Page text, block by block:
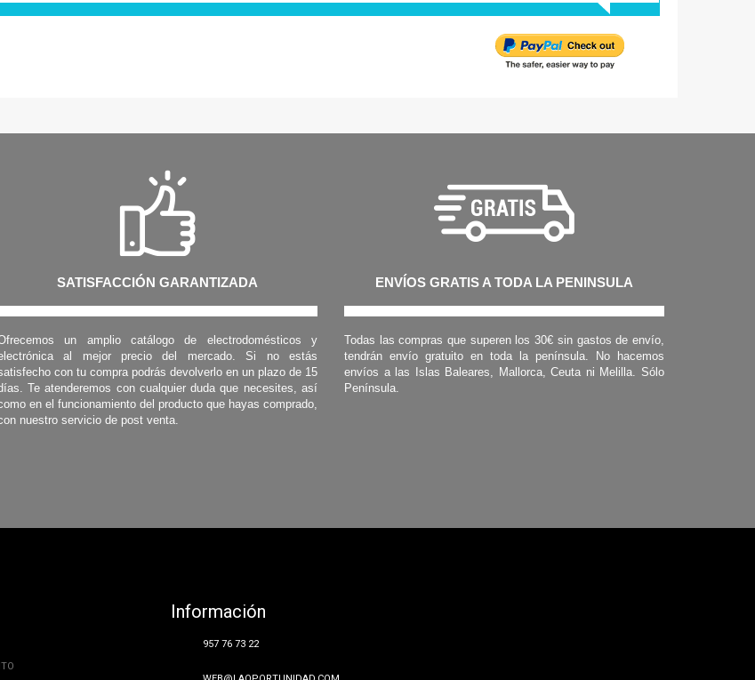
SATISFACCIÓN GARANTIZADA
un amplio catálogo de electrodomésticos y
al mejor precio del mercado. Si no estás
con tu compra podrás devolverlo en un plazo de 15
Te atenderemos con cualquier duda que necesites, así
en el funcionamiento del producto que hayas comprado,
nuestro servicio de post venta.
ENVÍOS GRATIS A TODA LA PENINSULA
Todas las compras que superen los 30€ sin gastos de envío,
tendrán envío gratuito en toda la península. No hacemos
envíos a las Islas Baleares, Mallorca, Ceuta ni Melilla. Sólo
Península.
Información
957 76 73 22